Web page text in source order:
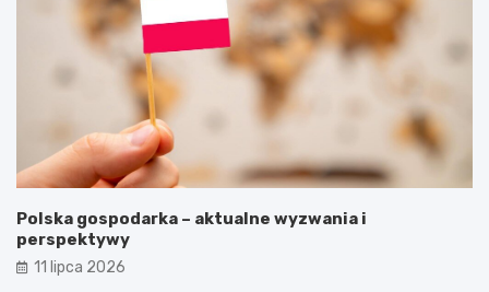
Polska gospodarka – aktualne wyzwania i
perspektywy
11 lipca 2026